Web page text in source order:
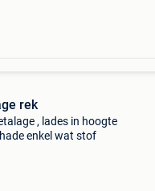
rek
, lades in hoogte
enkel wat stof